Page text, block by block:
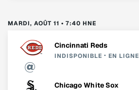
MARDI, AOÛT 11 • 7:40 HNE
Cincinnati Reds
INDISPONIBLE EN LIGNE
Chicago White Sox